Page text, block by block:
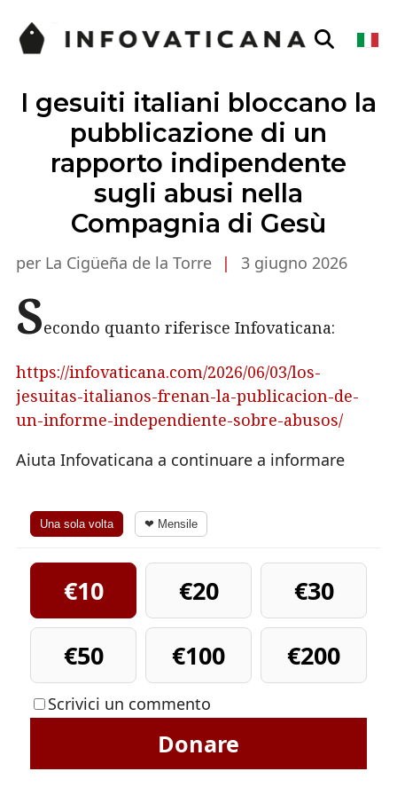
I gesuiti italiani bloccano la
pubblicazione di un
rapporto indipendente
sugli abusi nella
Compagnia di Gesù
per La Cigüeña de la Torre | 3 giugno 2026
Secondo quanto riferisce Infovaticana:
https://infovaticana.com/2026/06/03/los-
jesuitas-italianos-frenan-la-publicacion-de-
un-informe-independiente-sobre-abusos/
Aiuta Infovaticana a continuare a informare
Una sola volta ❤ Mensile
€10 €20
€30
€50
€100 €200
Scrivici un commento
Donare